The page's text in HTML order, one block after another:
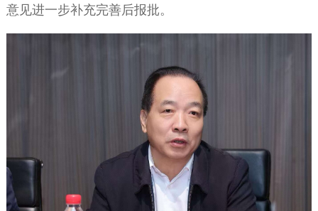
意见进一步补充完善后报批。